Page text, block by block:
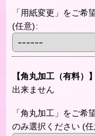
「用紙変更」をご希
(任意):
【角丸加工（有料）】
出来ません
「角丸加工」をご希
のみ選択ください (